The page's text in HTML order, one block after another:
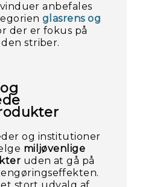
anbefales
glasrens og
der er fokus på
striber.
og institutioner
miljøvenlige
uden at gå på